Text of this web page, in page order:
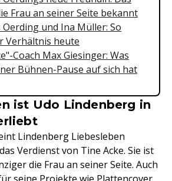
Frau an seiner Seite bekannt
Oerding und Ina Müller: So
Verhältnis heute
Coach Max Giesinger: Was
Bühnen-Pause auf sich hat
ist Udo Lindenberg in
Lindenberg Liebesleben
Verdienst von Tine Acke. Sie ist
die Frau an seiner Seite. Auch